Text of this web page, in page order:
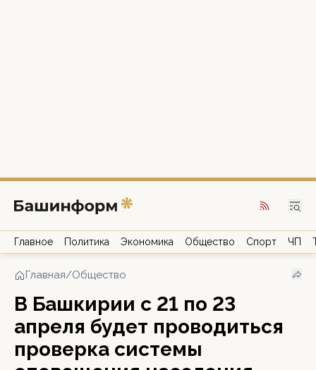
Главное Политика Экономика Общество Спорт ЧП
Главная/Общество
В Башкирии с 21 по 23
апреля будет проводиться
проверка системы